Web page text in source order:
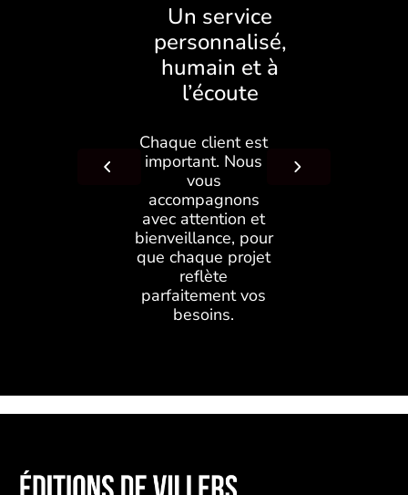
Un service
personnalisé,
humain et à
l’écoute
Chaque client est
important. Nous
vous
accompagnons
avec attention et
bienveillance, pour
que chaque projet
reflète
parfaitement vos
besoins.